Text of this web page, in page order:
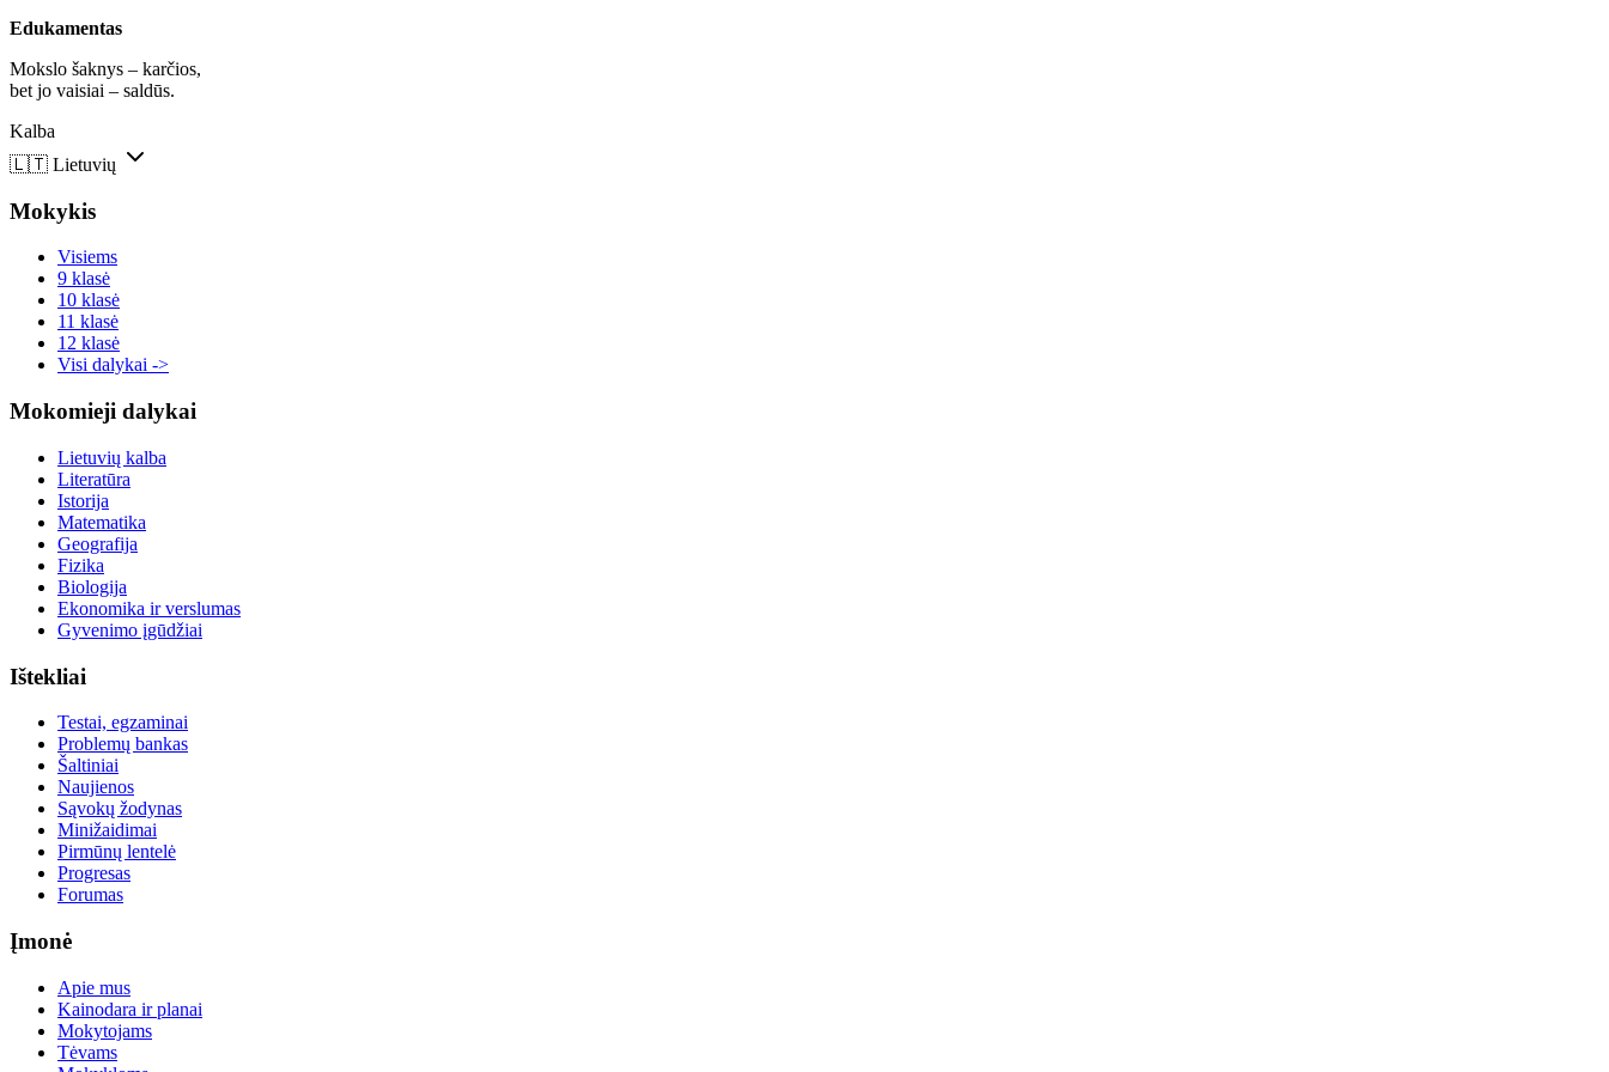
Edukamentas
Mokslo šaknys – karčios,
bet jo vaisiai – saldūs.
Kalba
🇱🇹 Lietuvių
Mokykis
Visiems
9 klasė
10 klasė
11 klasė
12 klasė
Visi dalykai ->
Mokomieji dalykai
Lietuvių kalba
Literatūra
Istorija
Matematika
Geografija
Fizika
Biologija
Ekonomika ir verslumas
Gyvenimo įgūdžiai
Ištekliai
Testai, egzaminai
Problemų bankas
Šaltiniai
Naujienos
Sąvokų žodynas
Minižaidimai
Pirmūnų lentelė
Progresas
Forumas
Įmonė
Apie mus
Kainodara ir planai
Mokytojams
Tėvams